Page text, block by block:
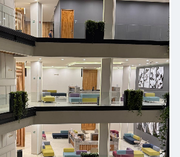
dudas, la atención y la
es muy buena
Paciente